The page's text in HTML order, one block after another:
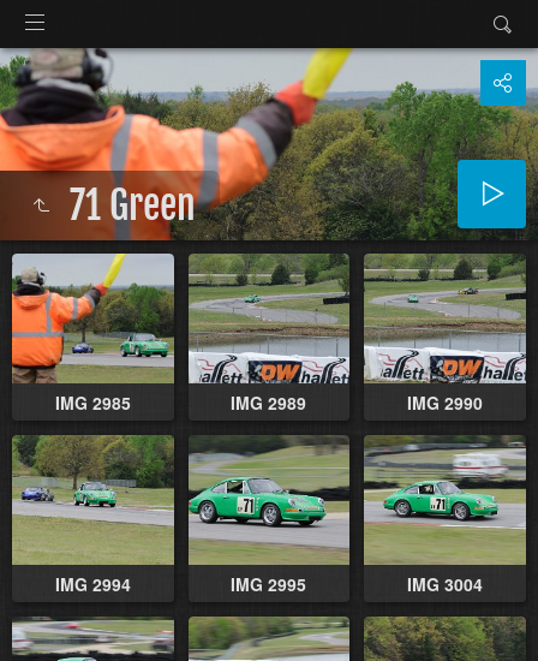
71 Green
IMG 2985 IMG 2989 IMG 2990
IMG 2994 IMG 2995 IMG 3004